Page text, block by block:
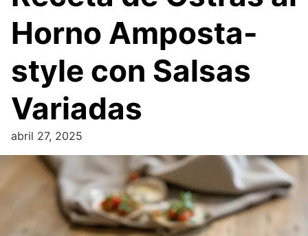
Horno Amposta-
style con Salsas
Variadas
abril 27, 2025